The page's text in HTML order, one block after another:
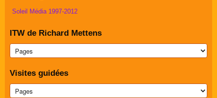
Soleil Média 1997-2012
ITW de Richard Mettens
Visites guidées